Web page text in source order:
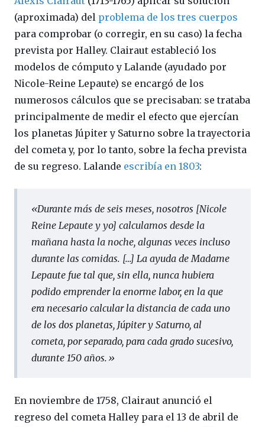
(aproximada) del problema de los tres cuerpos
para comprobar (o corregir, en su caso) la fecha
prevista por Halley. Clairaut estableció los
modelos de cómputo y Lalande (ayudado por
Nicole-Reine Lepaute) se encargó de los
numerosos cálculos que se precisaban: se trataba
principalmente de medir el efecto que ejercían
los planetas Júpiter y Saturno sobre la trayectoria
del cometa y, por lo tanto, sobre la fecha prevista
de su regreso. Lalande escribía en 1803:
«Durante más de seis meses, nosotros [Nicole
Reine Lepaute y yo] calculamos desde la
mañana hasta la noche, algunas veces incluso
durante las comidas. […] La ayuda de Madame
Lepaute fue tal que, sin ella, nunca hubiera
podido emprender la enorme labor, en la que
era necesario calcular la distancia de cada uno
de los dos planetas, Júpiter y Saturno, al
cometa, por separado, para cada grado sucesivo,
durante 150 años. »
En noviembre de 1758, Clairaut anunció el
regreso del cometa Halley para el 13 de abril de